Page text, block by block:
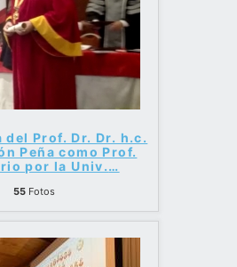
Prof. Dr. Dr. h.c.
Peña como Prof.
por la Univ.…
55Fotos